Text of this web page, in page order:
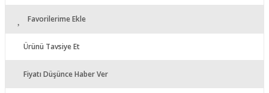
Favorilerime Ekle
Ürünü Tavsiye Et
Fiyatı Düşünce Haber Ver